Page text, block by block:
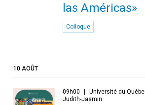
las Américas»
Colloque
10 AOÛT
09h00
Université du
Judith-Jasmin